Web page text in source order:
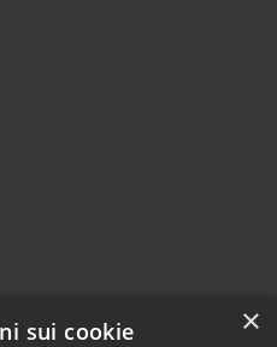
×
sui cookie